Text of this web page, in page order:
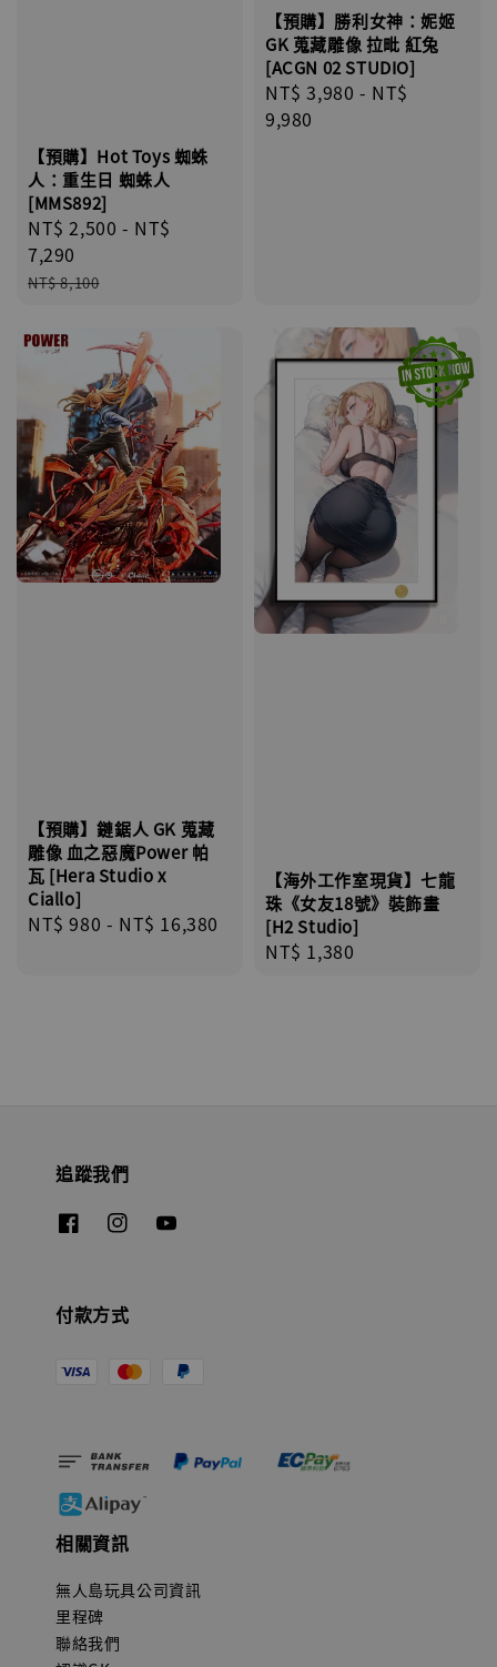
【預購】Hot Toys 蜘蛛
人：重生日 蜘蛛人
[MMS892]
Sale
price
NT$ 2,500 - NT$
7,290
Regular
NT$ 8,100
【預購】勝利女神：妮姬
GK 蒐藏雕像 拉毗 紅兔
[ACGN 02 STUDIO]
Regular
price
NT$ 3,980 - NT$
9,980
【預購】鏈鋸人 GK 蒐藏
雕像 血之惡魔Power 帕
瓦 [Hera Studio x
Ciallo]
Regular
NT$ 980 - NT$ 16,380
【海外工作室現貨】七龍
珠《女友18號》裝飾畫
[H2 Studio]
Regular
NT$ 1,380
追蹤我們
付款方式
相關資訊
無人島玩具公司資訊
里程碑
聯絡我們